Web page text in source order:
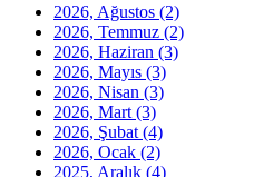
2026, Ağustos (2)
2026, Temmuz (2)
2026, Haziran (3)
2026, Mayıs (3)
2026, Nisan (3)
2026, Mart (3)
2026, Şubat (4)
2026, Ocak (2)
2025, Aralık (4)